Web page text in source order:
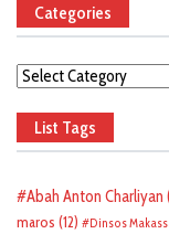
Categories
Categories
List Tags
Abah Anton Charliyan
maros (12) Dinsos